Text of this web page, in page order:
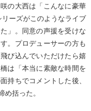
の大西は「こんなに豪華
ーズがこのようなライブ
」。同意の声援を受けな
。プロデューサーの方も
び込んでいただけたら嬉
は「本当に素敵な時間を
持ちでコメントした後、
括った。